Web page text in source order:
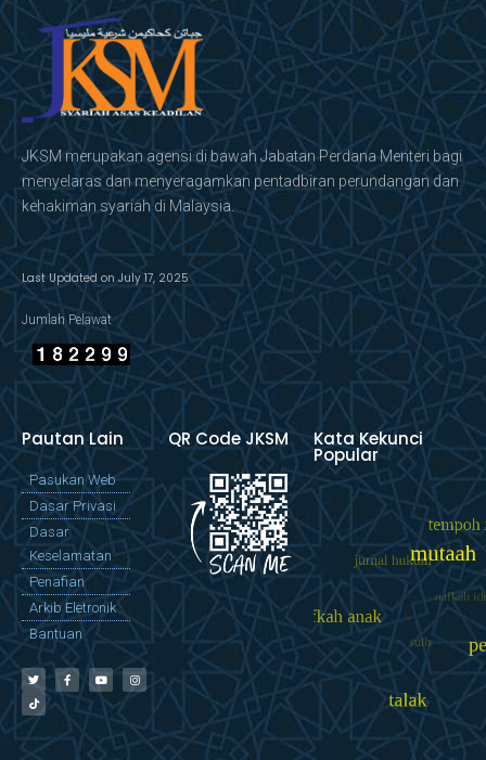
JKSM merupakan agensi di bawah Jabatan Perdana Menteri bagi
menyelaras dan menyeragamkan pentadbiran perundangan dan
kehakiman syariah di Malaysia.
Last Updated on July 17, 2025
Jumlah Pelawat
Pautan Lain
Pasukan Web
Dasar Privasi
Dasar
Keselamatan
Penafian
Arkib Eletronik
Bantuan
QR Code JKSM Kata Kekunci
Popular